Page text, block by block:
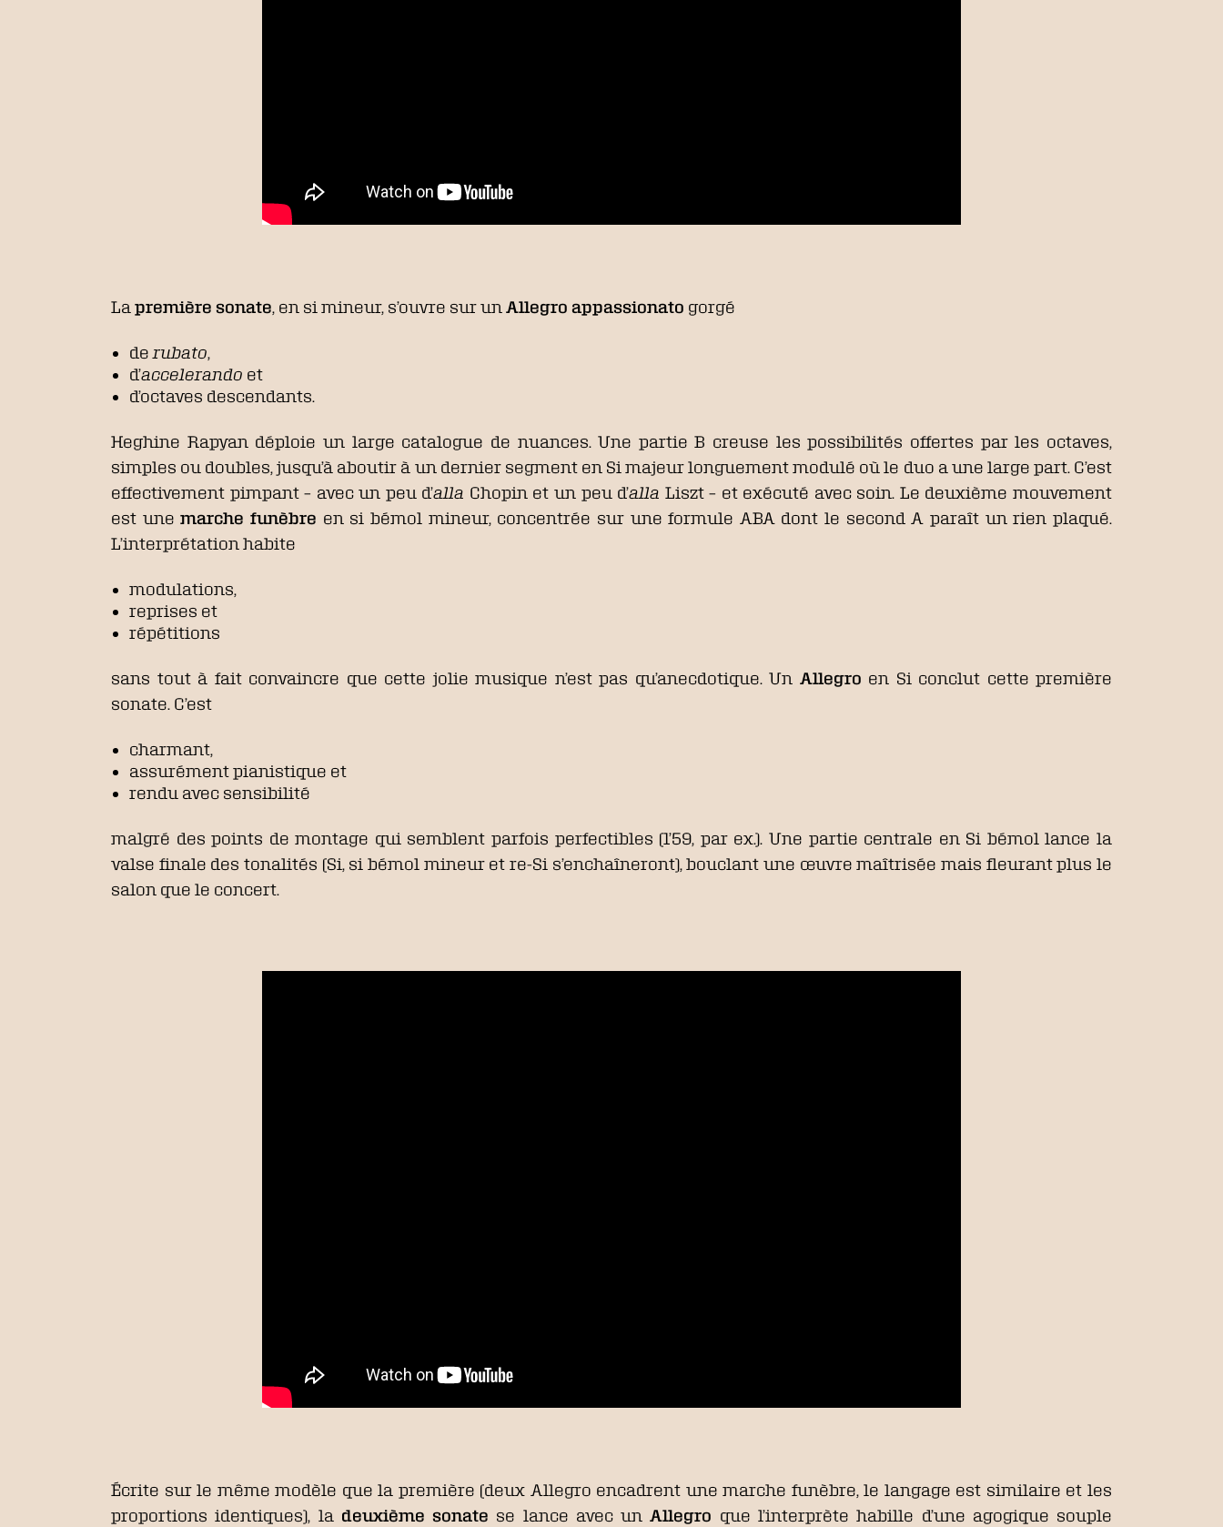
La première sonate, en si mineur, s’ouvre sur un Allegro appassionato gorgé
de rubato,
d’accelerando et
d’octaves descendants.
Heghine Rapyan déploie un large catalogue de nuances. Une partie B creuse les possibilités offertes par les octaves,
simples ou doubles, jusqu’à aboutir à un dernier segment en Si majeur longuement modulé où le duo a une large part. C’est
effectivement pimpant – avec un peu d’alla Chopin et un peu d’alla Liszt – et exécuté avec soin. Le deuxième mouvement
est unemarche funèbre en si bémol mineur, concentrée sur une formule ABA dont le second A paraît un rien plaqué.
L’interprétation habite
modulations,
reprises et
répétitions
sans tout à fait convaincre que cette jolie musique n’est pas qu’anecdotique. Un Allegro en Si conclut cette première
sonate. C’est
charmant,
assurément pianistique et
rendu avec sensibilité
malgré des points de montage qui semblent parfois perfectibles (1’59, par ex.). Une partie centrale en Si bémol lance la
valse finale des tonalités (Si, si bémol mineur et re-Si s’enchaîneront), bouclant une œuvre maîtrisée mais fleurant plus le
salon que le concert.
Écrite sur le même modèle que la première (deux Allegro encadrent une marche funèbre, le langage est similaire et les
proportions identiques), la deuxième sonate se lance avec unAllegro que l’interprète habille d’une agogique souple